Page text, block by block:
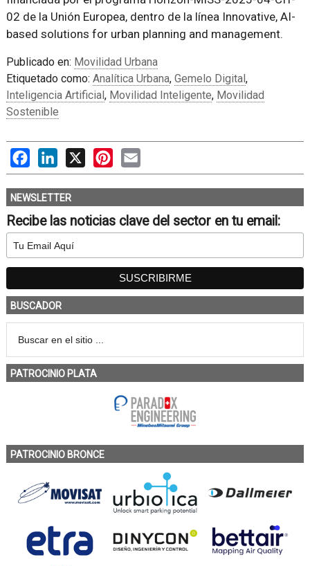
02 de la Unión Europea, dentro de la línea Innovative, AI-
based solutions for urban planning and management.
Publicado en: Movilidad Urbana
Etiquetado como: Analítica Urbana, Gemelo Digital ,
Inteligencia Artificial , Movilidad Inteligente, Movilidad
Sostenible
FacebookLinkedIn Pinterest
NEWSLETTER
Recibe las noticias clave del sector en tu email:
BUSCADOR
PATROCINIO PLATA
PATROCINIO BRONCE